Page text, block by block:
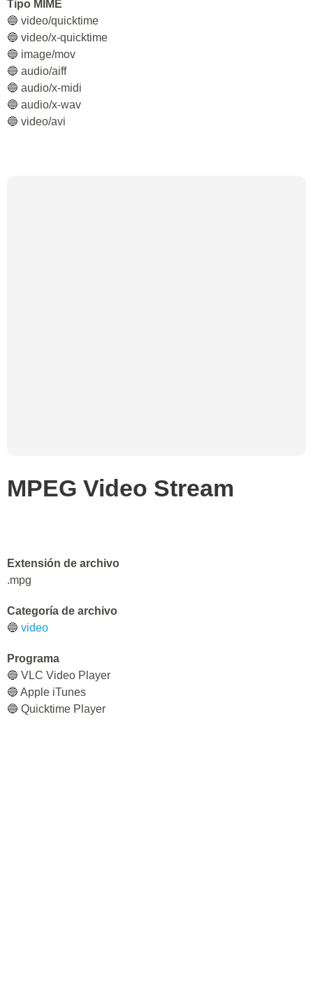
Tipo MIME
🔵 video/quicktime
🔵 video/x-quicktime
🔵 image/mov
🔵 audio/aiff
🔵 audio/x-midi
🔵 audio/x-wav
🔵 video/avi
MPEG Video Stream
Extensión de archivo
.mpg
Categoría de archivo
🔵 video
Programa
🔵 VLC Video Player
🔵 Apple iTunes
🔵 Quicktime Player